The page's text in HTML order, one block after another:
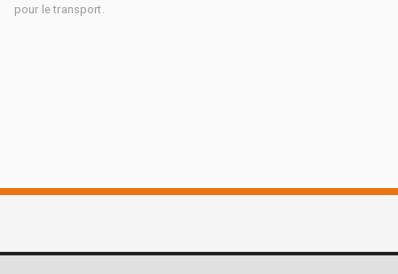
pour le transport.